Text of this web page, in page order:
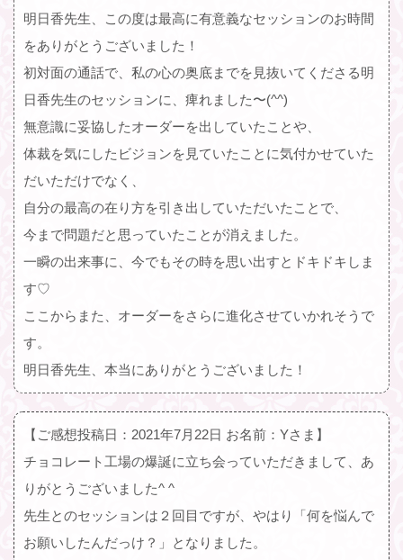
明日香先生、この度は最高に有意義なセッションのお時間
をありがとうございました！
初対面の通話で、私の心の奥底までを見抜いてくださる明
日香先生のセッションに、痺れました〜(^^)
無意識に妥協したオーダーを出していたことや、
体裁を気にしたビジョンを見ていたことに気付かせていた
だいただけでなく、
自分の最高の在り方を引き出していただいたことで、
今まで問題だと思っていたことが消えました。
一瞬の出来事に、今でもその時を思い出すとドキドキしま
す♡
ここからまた、オーダーをさらに進化させていかれそうで
す。
明日香先生、本当にありがとうございました！
【ご感想投稿日：2021年7月22日 お名前：Yさま】
チョコレート工場の爆誕に立ち会っていただきまして、あ
りがとうございました^ ^
先生とのセッションは２回目ですが、やはり「何を悩んで
お願いしたんだっけ？」となりました。